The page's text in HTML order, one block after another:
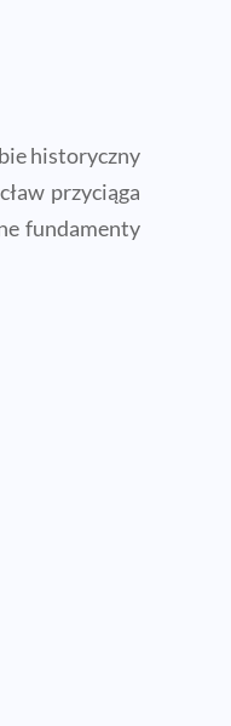
historyczny
przyciąga
fundamenty